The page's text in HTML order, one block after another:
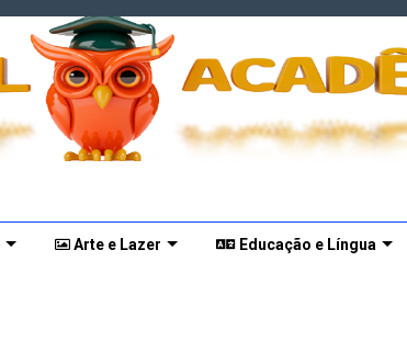
Arte e Lazer Educação e Língua